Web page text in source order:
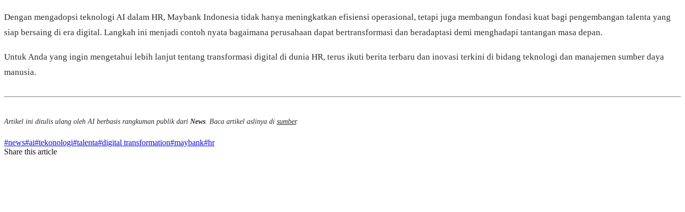
Dengan mengadopsi teknologi AI dalam HR, Maybank Indonesia tidak hanya meningkatkan efisiensi operasional, tetapi juga membangun fondasi kuat bagi pengembangan talenta yang
siap bersaing di era digital. Langkah ini menjadi contoh nyata bagaimana perusahaan dapat bertransformasi dan beradaptasi demi menghadapi tantangan masa depan.
Untuk Anda yang ingin mengetahui lebih lanjut tentang transformasi digital di dunia HR, terus ikuti berita terbaru dan inovasi terkini di bidang teknologi dan manajemen sumber daya
manusia.
Artikel ini ditulis ulang oleh AI berbasis rangkuman publik dari News . Baca artikel aslinya di sumber.
#news#ai#tekonologi#talenta#digital transformation#maybank#hr
Share this article